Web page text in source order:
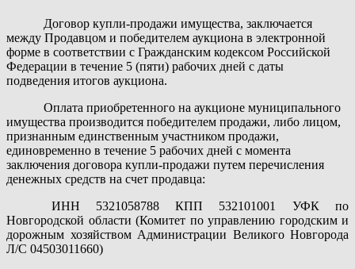
Договор купли-продажи имущества, заключается
между Продавцом и победителем аукциона в электронной
форме в соответствии с Гражданским кодексом Российской
Федерации в течение 5 (пяти) рабочих дней с даты
подведения итогов аукциона.
Оплата приобретенного на аукционе муниципального
имущества производится победителем продажи, либо лицом,
признанным единственным участником продажи,
единовременно в течение 5 рабочих дней с момента
заключения договора купли-продажи путем перечисления
денежных средств на счет продавца:
ИНН 5321058788 КПП 532101001 УФК по
Новгородской области (Комитет по управлению городским и
дорожным хозяйством Администрации Великого Новгорода
Л/С 04503011660)